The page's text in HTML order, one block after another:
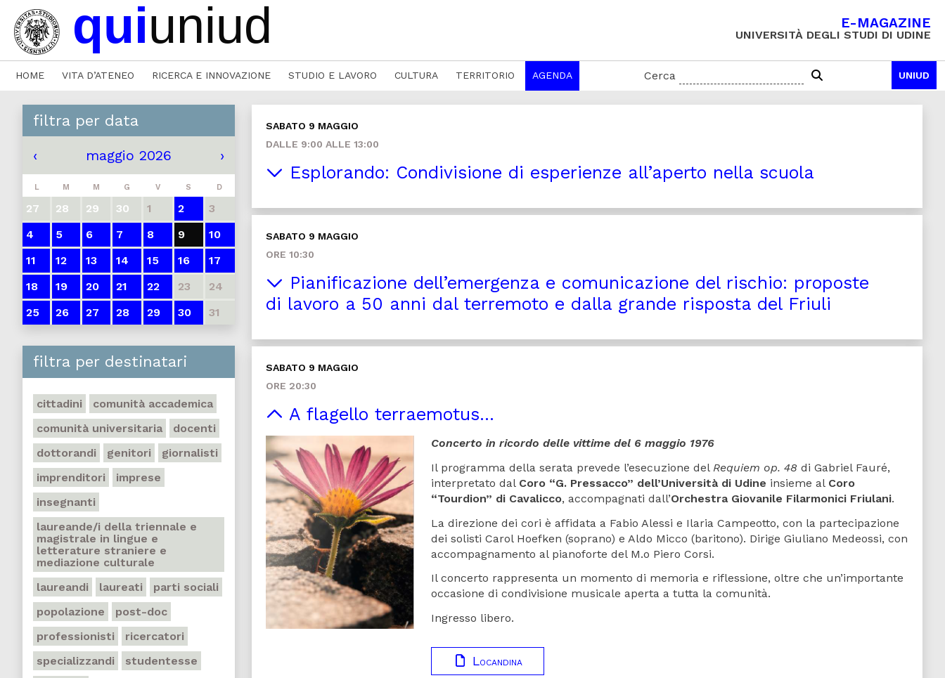
E-MAGAZINE
UNIVERSITÀ DEGLI STUDI DI UDINE
HOME VITA D’ATENEO RICERCA E INNOVAZIONE STUDIO E LAVORO CULTURA TERRITORIO AGENDA Cerca UNIUD
filtra per data
‹ maggio 2026 ›
L M M G V S D
27 28 29 30 1 2
3
4
5 6 7 8 9
10
11
12 13 14 15 16
17
18
19 20 21 22 23
24
25
26 27 28 29 30 31
filtra per destinatari
cittadini
comunità accademica
comunità universitaria
docenti
dottorandi
genitori
giornalisti
imprenditori
imprese
insegnanti
laureande/i della triennale e
magistrale in lingue e
letterature straniere e
mediazione culturale
laureandi
laureati
parti sociali
popolazione
post-doc
professionisti
ricercatori
specializzandi
studentesse
SABATO 9 MAGGIO
DALLE 9:00 ALLE 13:00
Esplorando: Condivisione di esperienze all’aperto nella scuola
SABATO 9 MAGGIO
ORE 10:30
Pianificazione dell’emergenza e comunicazione del rischio: proposte
di lavoro a 50 anni dal terremoto e dalla grande risposta del Friuli
SABATO 9 MAGGIO
ORE 20:30
A flagello terraemotus…
Concerto in ricordo delle vittime del 6 maggio 1976
Il programma della serata prevede l’esecuzione del Requiem op. 48di Gabriel Fauré,
interpretato dal Coro “G. Pressacco” dell’Università di Udine insieme al Coro
“Tourdion” di Cavalicco, accompagnati dall’Orchestra Giovanile Filarmonici Friulani.
La direzione dei cori è affidata a Fabio Alessi e Ilaria Campeotto, con la partecipazione
dei solisti Carol Hoefken (soprano) e Aldo Micco (baritono). Dirige Giuliano Medeossi, con
accompagnamento al pianoforte del M.o Piero Corsi.
Il concerto rappresenta un momento di memoria e riflessione, oltre che un’importante
occasione di condivisione musicale aperta a tutta la comunità.
Ingresso libero.
Locandina